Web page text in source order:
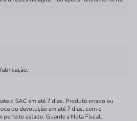
o SAC em até 7 dias. Produto errado ou
ou devolução em até 7 dias, com o
perfeito estado. Guarde a Nota Fiscal.